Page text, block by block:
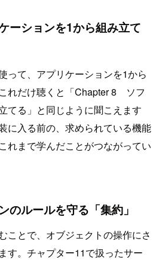
ションを1から組み立て
って、アプリケーションを1から
れだけ聴くと「Chapter 8 ソフ
てる」と同じように聞こえます
に入る前の、求められている機能
れまで学んだことがつながってい
ルールを守る「集約」
ことで、オブジェクトの操作にさ
す。チャプター11で扱ったサー